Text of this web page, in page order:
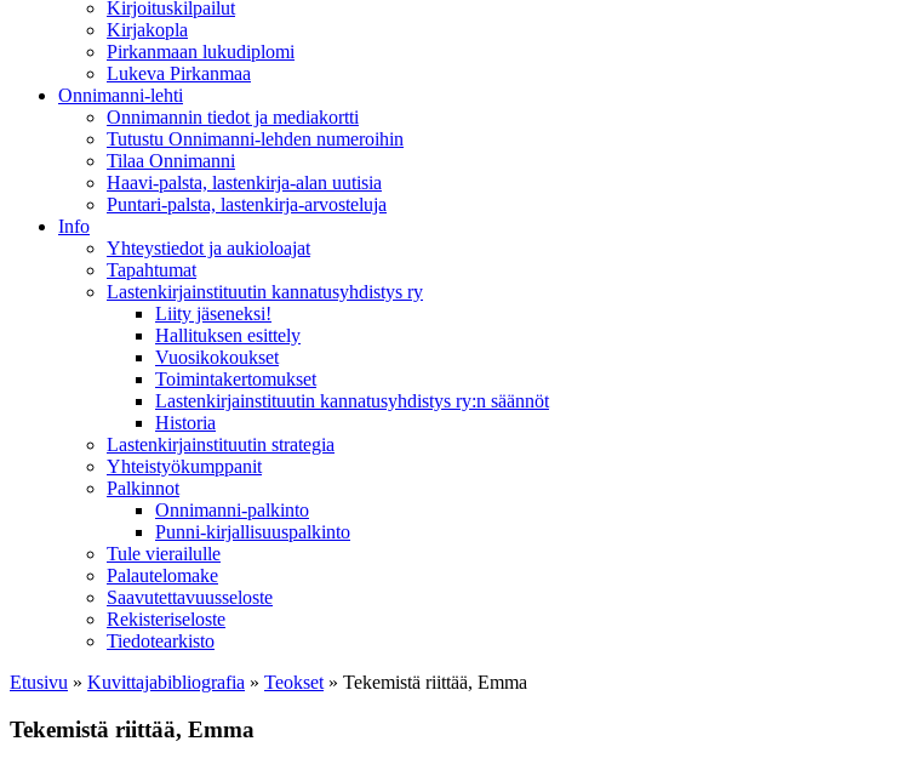
Kirjoituskilpailut
Kirjakopla
Pirkanmaan lukudiplomi
Lukeva Pirkanmaa
Onnimanni-lehti
Onnimannin tiedot ja mediakortti
Tutustu Onnimanni-lehden numeroihin
Tilaa Onnimanni
Haavi-palsta, lastenkirja-alan uutisia
Puntari-palsta, lastenkirja-arvosteluja
Info
Yhteystiedot ja aukioloajat
Tapahtumat
Lastenkirjainstituutin kannatusyhdistys ry
Liity jäseneksi!
Hallituksen esittely
Vuosikokoukset
Toimintakertomukset
Lastenkirjainstituutin kannatusyhdistys ry:n säännöt
Historia
Lastenkirjainstituutin strategia
Yhteistyökumppanit
Palkinnot
Onnimanni-palkinto
Punni-kirjallisuuspalkinto
Tule vierailulle
Palautelomake
Saavutettavuusseloste
Rekisteriseloste
Tiedotearkisto
Etusivu » Kuvittaja­bibliografia » Teokset » Tekemistä riittää, Emma
Tekemistä riittää, Emma